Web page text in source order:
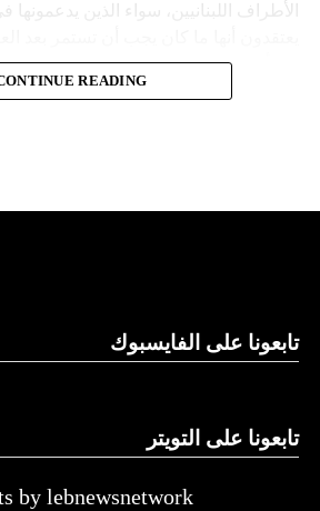
الأطراف اللبنانيين، سواء الذين
إلى أن المقاومة ضد الاحتلال الإسرائيلي
إجماع داخلي، وإن كانت القوى اللبنانية
النهار
READING
تابعونا على الفايسبوك
تابعونا على التويتر
by lebnewsnetwork